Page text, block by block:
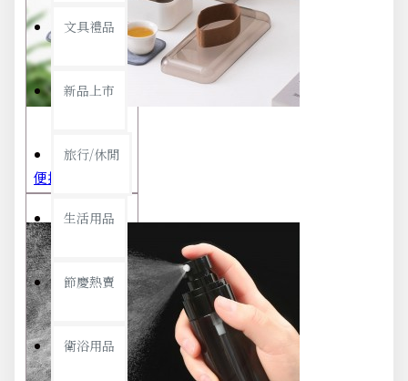
文具禮品
新品上市
旅行/休閒
生活用品
節慶熱賣
衛浴用品